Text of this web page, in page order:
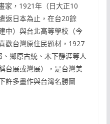
家，1921年（日大正10
返日本為止，在台20餘
中）與台北高等學校（今
歡台灣原住民題材，1927
鄉原古統、木下靜涯等人
台展或灣展），是台灣美
許多畫作與台灣名勝圖